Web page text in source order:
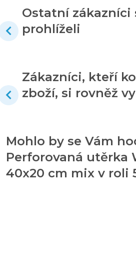
Ostatní zákazníci
prohlíželi
Zákazníci, kteří
zboží, si rovněž
Mohlo by se Vám
Perforovaná utěrka
40x20 cm mix v roli